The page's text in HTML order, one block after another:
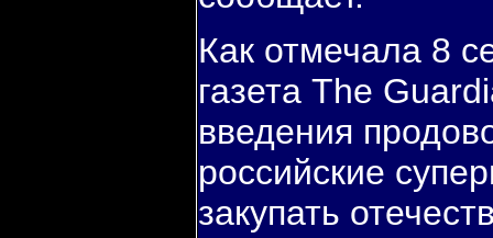
Как отмечала 8
газета The
введения
российские
закупать